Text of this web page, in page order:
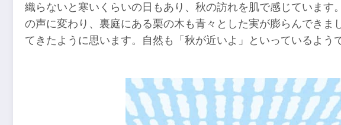
織らないと寒いくらいの日もあり、秋の訪れを肌で感じています
の声に変わり、裏庭にある栗の木も青々とした実が膨らんできま
てきたように思います。自然も「秋が近いよ」といっているよう